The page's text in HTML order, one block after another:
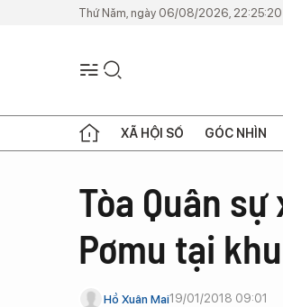
Thứ Năm, ngày 06/08/2026, 22:25:20
XÃ HỘI SỐ GÓC NHÌN
Tòa Quân
Pơmu tại
Hồ Xuân Mai19/01/2018 09:01